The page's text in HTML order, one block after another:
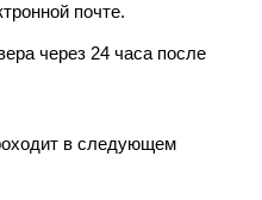
почте.
через 24 часа после
в следующем